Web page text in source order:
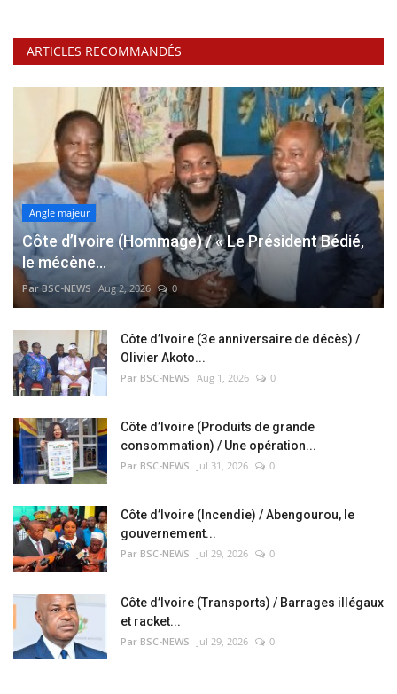
ARTICLES RECOMMANDÉS
Angle majeur
Côte d’Ivoire (Hommage) / « Le Président Bédié,
le mécène...
Par BSC-NEWS Aug 2, 2026 0
Côte d’Ivoire (3e anniversaire de décès) /
Olivier Akoto...
Par BSC-NEWS Aug 1, 2026 0
Côte d’Ivoire (Produits de grande
consommation) / Une opération...
Par BSC-NEWS Jul 31, 2026 0
Côte d’Ivoire (Incendie) / Abengourou, le
gouvernement...
Par BSC-NEWS Jul 29, 2026 0
Côte d’Ivoire (Transports) / Barrages illégaux
et racket...
Par BSC-NEWS Jul 29, 2026 0